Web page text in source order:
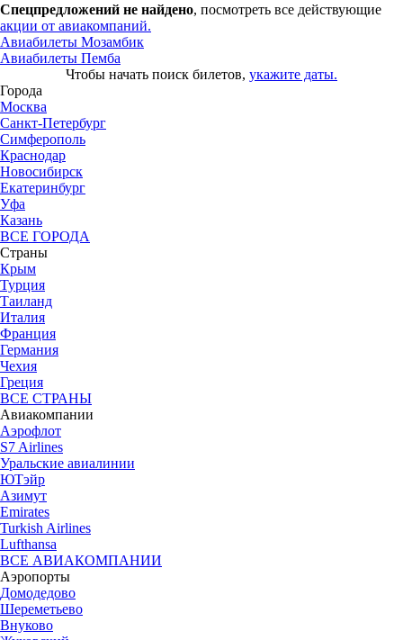
Спецпредложений не найдено, посмотреть все действующие
акции от авиакомпаний.
Авиабилеты Мозамбик
Авиабилеты Пемба
Чтобы начать поиск билетов, укажите даты.
Города
Москва
Санкт-Петербург
Симферополь
Краснодар
Новосибирск
Екатеринбург
Уфа
Казань
ВСЕ ГОРОДА
Страны
Крым
Турция
Таиланд
Италия
Франция
Германия
Чехия
Греция
ВСЕ СТРАНЫ
Авиакомпании
Аэрофлот
S7 Airlines
Уральские авиалинии
ЮТэйр
Азимут
Emirates
Turkish Airlines
Lufthansa
ВСЕ АВИАКОМПАНИИ
Аэропорты
Домодедово
Шереметьево
Внуково